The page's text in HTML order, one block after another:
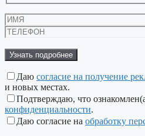
Даю согласие на получение
и новых местах.
Подтверждаю, что
конфиденциальности.
Даю согласие на обработку